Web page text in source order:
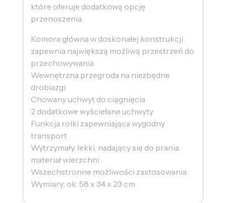
które oferuje dodatkową opcję
przenoszenia.
Komora główna w doskonałej konstrukcji
zapewnia największą możliwą przestrzeń do
przechowywania
Wewnętrzna przegroda na niezbędne
drobiazgi
Chowany uchwyt do ciągnięcia
2 dodatkowe wyściełane uchwyty
Funkcja rolki zapewniająca wygodny
transport
Wytrzymały, lekki, nadający się do prania
materiał wierzchni
Wszechstronne możliwości zastosowania
Wymiary: ok. 58 x 34 x 23 cm